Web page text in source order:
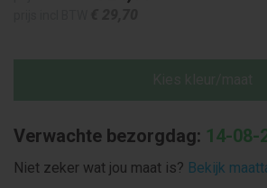
Verwachte bezorgdag: 14-08-
Niet zeker wat jou maat is? Bekijk